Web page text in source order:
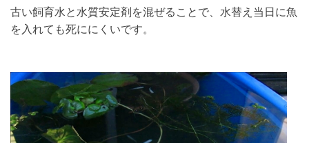
古い飼育水と水質安定剤を混ぜることで、水替え当日に魚
を入れても死ににくいです。